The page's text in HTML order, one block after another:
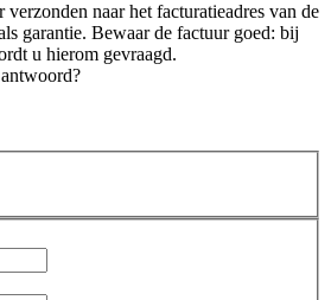
naar het facturatieadres van de
garantie. Bewaar de factuur goed: bij
u hierom gevraagd.